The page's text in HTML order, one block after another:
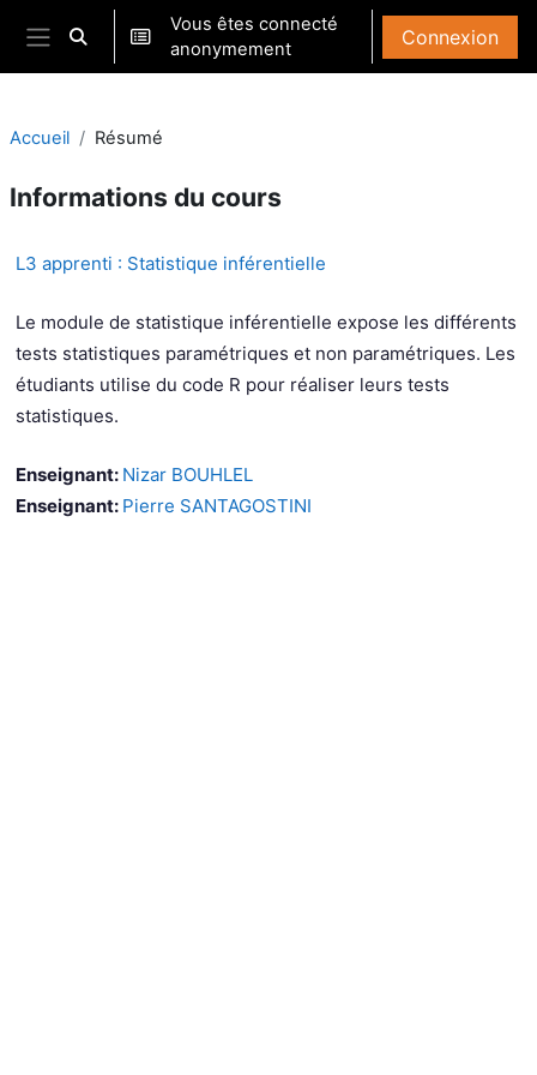
Passer au contenu principal
Panneau latéral
Activer/désactiver la saisie de recherche
Vous êtes connecté
anonymement
Connexion
Accueil Résumé
Informations du cours
L3 apprenti : Statistique inférentielle
Le module de statistique inférentielle expose les différents
tests statistiques paramétriques et non paramétriques. Les
étudiants utilise du code R pour réaliser leurs tests
statistiques.
Enseignant: Nizar BOUHLEL
Enseignant: Pierre SANTAGOSTINI